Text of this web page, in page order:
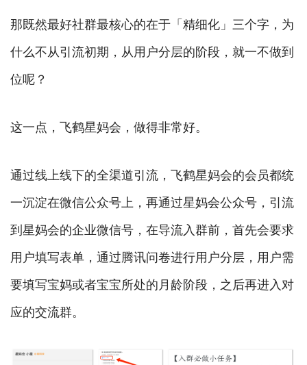
那既然最好社群最核心的在于「精细化」三个字，为
什么不从引流初期，从用户分层的阶段，就一不做到
位呢？
这一点，飞鹤星妈会，做得非常好。
通过线上线下的全渠道引流，飞鹤星妈会的会员都统
一沉淀在微信公众号上，再通过星妈会公众号，引流
到星妈会的企业微信号，在导流入群前，首先会要求
用户填写表单，通过腾讯问卷进行用户分层，用户需
要填写宝妈或者宝宝所处的月龄阶段，之后再进入对
应的交流群。